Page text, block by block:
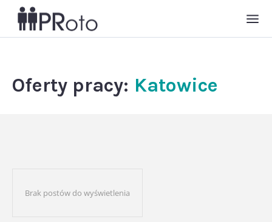
Oferty pracy: Katowice
Brak postów do wyświetlenia